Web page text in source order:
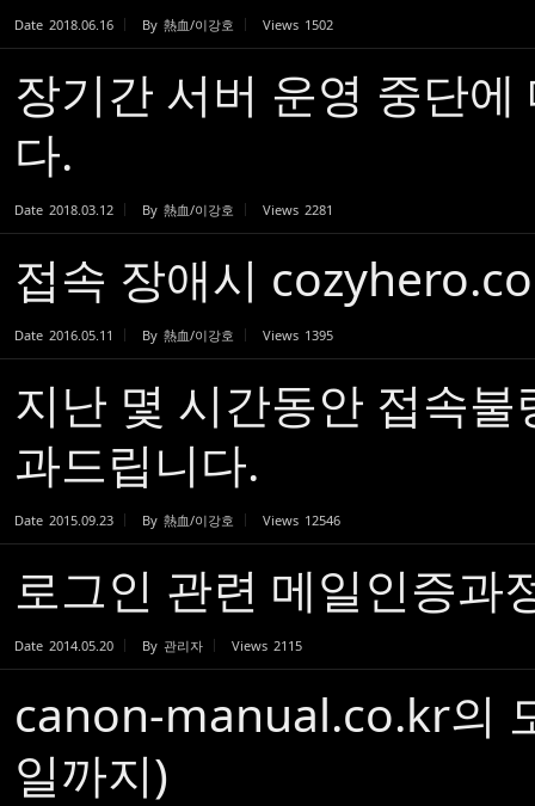
Date 2018.06.16 By 熱血/이강호 Views 1502
장기간 서버 운영 중단
다.
Date 2018.03.12 By 熱血/이강호 Views 2281
접속 장애시
Date 2016.05.11 By 熱血/이강호 Views 1395
지난 몇 시간동안 접속
과드립니다.
Date 2015.09.23 By 熱血/이강호 Views 12546
로그인 관련 메일인증과
Date 2014.05.20 By 관리자 Views 2115
canon-manual.co.kr의
일까지)